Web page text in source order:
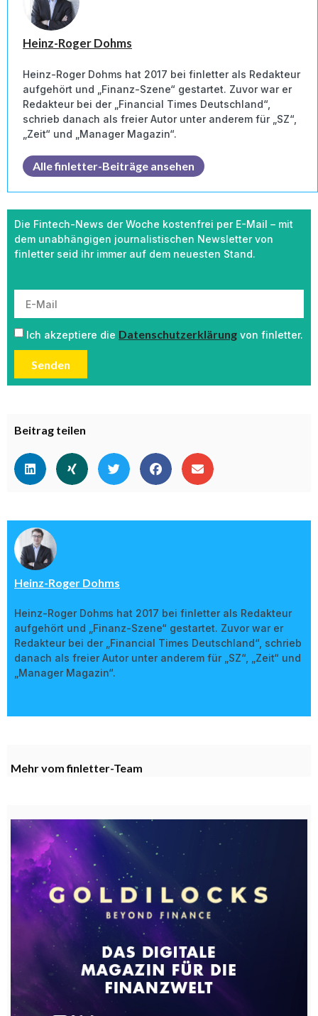
Die Fintech-News der Woche kostenfrei per E-Mail – mit
dem unabhängigen journalistischen Newsletter von
finletter seid ihr immer auf dem neuesten Stand.
Ich akzeptiere die Datenschutzerklärung von finletter.
Senden
Beitrag teilen
Heinz-Roger Dohms
Heinz-Roger Dohms hat 2017 bei finletter als Redakteur
aufgehört und „Finanz-Szene“ gestartet. Zuvor war er
Redakteur bei der „Financial Times Deutschland“, schrieb
danach als freier Autor unter anderem für „SZ“, „Zeit“ und
„Manager Magazin“.
Mehr vom finletter-Team
Heinz-Roger Dohms
Heinz-Roger Dohms hat 2017 bei finletter als Redakteur
aufgehört und „Finanz-Szene“ gestartet. Zuvor war er
Redakteur bei der „Financial Times Deutschland“,
schrieb danach als freier Autor unter anderem für „SZ“,
„Zeit“ und „Manager Magazin“.
Alle finletter-Beiträge ansehen